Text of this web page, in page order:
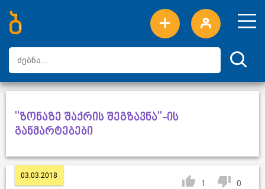
ახალი სიტყვები
ტოპ სიტყვები
დღის ტოპ სიტყვები
ტოპ მომხმარებლები
"ზონაზე შაქრის შეგზავნა"-ის
განმარტებები
03.03.2018
1 0